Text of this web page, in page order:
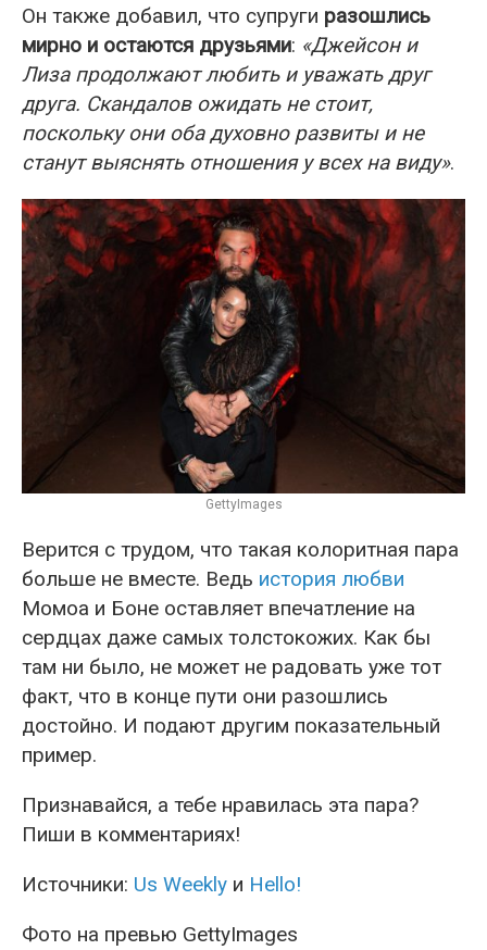
Он также добавил, что супруги разошлись
мирно и остаются друзьями: «Джейсон и
Лиза продолжают любить и уважать друг
друга. Скандалов ожидать не стоит,
поскольку они оба духовно развиты и не
станут выяснять отношения у всех на виду».
GettyImages
Верится с трудом, что такая колоритная пара
больше не вместе. Ведь история любви
Момоа и Боне оставляет впечатление на
сердцах даже самых толстокожих. Как бы
там ни было, не может не радовать уже тот
факт, что в конце пути они разошлись
достойно. И подают другим показательный
пример.
Признавайся, а тебе нравилась эта пара?
Пиши в комментариях!
Источники: Us Weekly и Hello!
Фото на превью GettyImages